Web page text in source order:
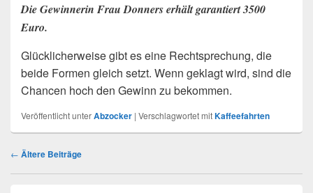
Die Gewinnerin Frau Donners erhält garantiert 3500
Euro.
Glücklicherweise gibt es eine Rechtsprechung, die
beide Formen gleich setzt. Wenn geklagt wird, sind die
Chancen hoch den Gewinn zu bekommen.
Veröffentlicht unterAbzocker | Verschlagwortet mitKaffeefahrten
Beitragsnavigation
← Ältere Beiträge